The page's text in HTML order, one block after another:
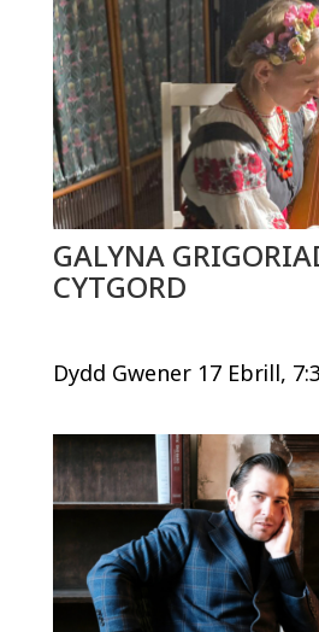
GALYNA
CYTGORD
Dydd Gwener 17 Ebrill,